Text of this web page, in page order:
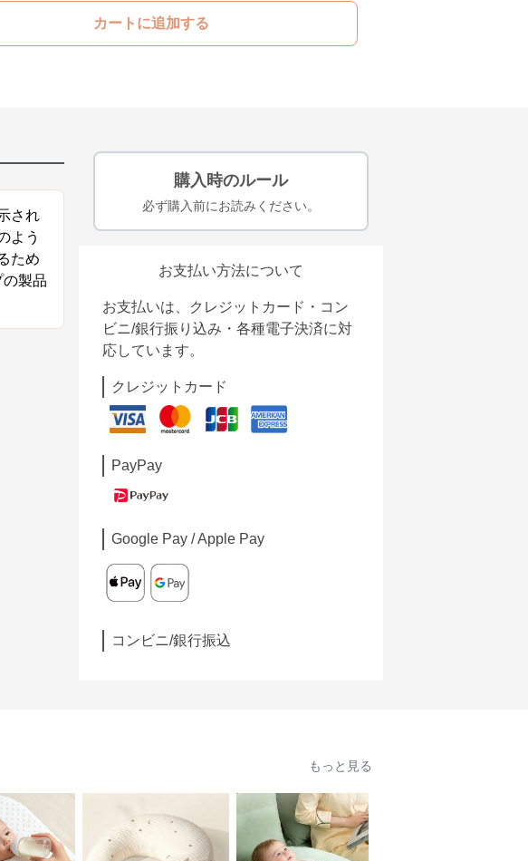
カートに追加する
され
よう
ため
製品
購入時のルール
必ず購入前にお読みください。
お支払い方法について
お支払いは、クレジットカード・コン
ビニ/銀行振り込み・各種電子決済に対
応しています。
クレジットカード
PayPay
Google Pay / Apple Pay
コンビニ/銀行振込
もっと見る